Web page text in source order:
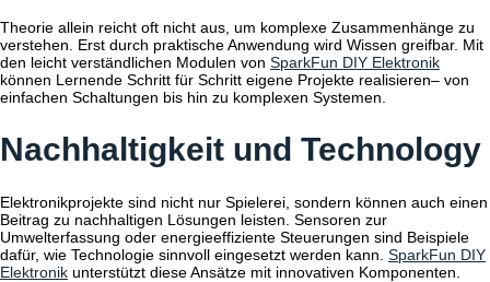
Theorie allein reicht oft nicht aus, um komplexe Zusammenhänge zu
verstehen. Erst durch praktische Anwendung wird Wissen greifbar. Mit
den leicht verständlichen Modulen von SparkFun DIY Elektronik
können Lernende Schritt für Schritt eigene Projekte realisieren– von
einfachen Schaltungen bis hin zu komplexen Systemen.
Nachhaltigkeit und Technology
Elektronikprojekte sind nicht nur Spielerei, sondern können auch einen
Beitrag zu nachhaltigen Lösungen leisten. Sensoren zur
Umwelterfassung oder energieeffiziente Steuerungen sind Beispiele
dafür, wie Technologie sinnvoll eingesetzt werden kann. SparkFun DIY
Elektronik unterstützt diese Ansätze mit innovativen Komponenten.